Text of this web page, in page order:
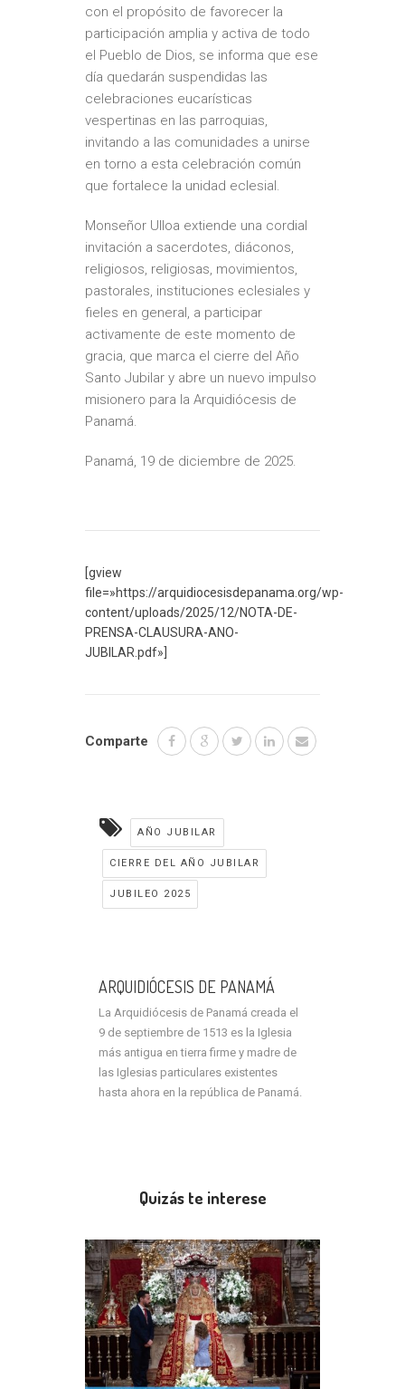
con el propósito de favorecer la
participación amplia y activa de todo
el Pueblo de Dios, se informa que ese
día quedarán suspendidas las
celebraciones eucarísticas
vespertinas en las parroquias,
invitando a las comunidades a unirse
en torno a esta celebración común
que fortalece la unidad eclesial.
Monseñor Ulloa extiende una cordial
invitación a sacerdotes, diáconos,
religiosos, religiosas, movimientos,
pastorales, instituciones eclesiales y
fieles en general, a participar
activamente de este momento de
gracia, que marca el cierre del Año
Santo Jubilar y abre un nuevo impulso
misionero para la Arquidiócesis de
Panamá.
Panamá, 19 de diciembre de 2025.
[gview
file=»https://arquidiocesisdepanama.org/wp-
content/uploads/2025/12/NOTA-DE-
PRENSA-CLAUSURA-ANO-
JUBILAR.pdf»]
Comparte
AÑO JUBILAR
CIERRE DEL AÑO JUBILAR
JUBILEO 2025
ARQUIDIÓCESIS DE PANAMÁ
La Arquidiócesis de Panamá creada el
9 de septiembre de 1513 es la Iglesia
más antigua en tierra firme y madre de
las Iglesias particulares existentes
hasta ahora en la república de Panamá.
Quizás te interese